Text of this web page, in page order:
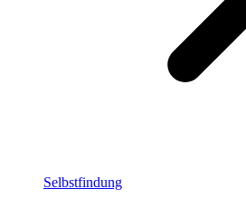
Selbstfindung